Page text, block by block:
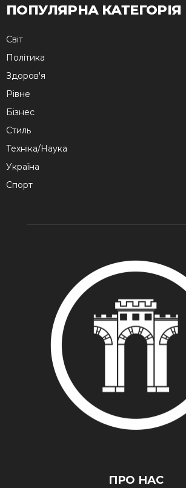
ПОПУЛЯРНА КАТЕГОРІЯ
Cвіт
Політика
Здоров'я
Рівне
Бізнес
Стиль
Техніка/Наука
Україна
Спорт
ПРО НАС